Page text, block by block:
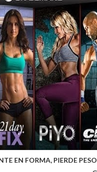
EN FORMA, PIERDE